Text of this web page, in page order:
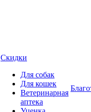
Скидки
Для собак
Для кошек
Ветеринарная
аптека